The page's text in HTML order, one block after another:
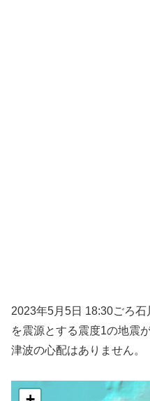
2023年5月5日 18:30ごろ石
を震源とする震度1の地震
津波の心配はありません。